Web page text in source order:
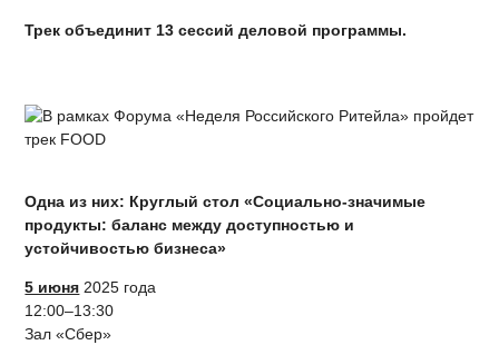
Трек объединит 13 сессий деловой программы.
Одна из них: Круглый стол «Социально-значимые
продукты: баланс между доступностью и
устойчивостью бизнеса»
5 июня 2025 года
12:00–13:30
Зал «Сбер»